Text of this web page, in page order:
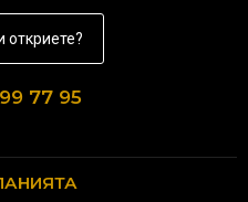
откриете?
77 95